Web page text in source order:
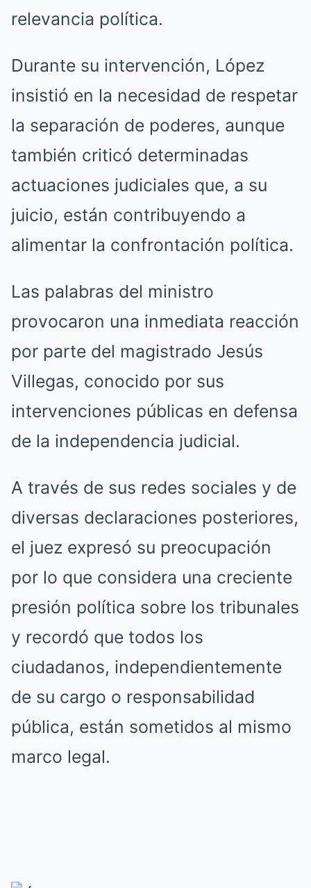
relevancia política.
Durante su intervención, López
insistió en la necesidad de respetar
la separación de poderes, aunque
también criticó determinadas
actuaciones judiciales que, a su
juicio, están contribuyendo a
alimentar la confrontación política.
Las palabras del ministro
provocaron una inmediata reacción
por parte del magistrado Jesús
Villegas, conocido por sus
intervenciones públicas en defensa
de la independencia judicial.
A través de sus redes sociales y de
diversas declaraciones posteriores,
el juez expresó su preocupación
por lo que considera una creciente
presión política sobre los tribunales
y recordó que todos los
ciudadanos, independientemente
de su cargo o responsabilidad
pública, están sometidos al mismo
marco legal.